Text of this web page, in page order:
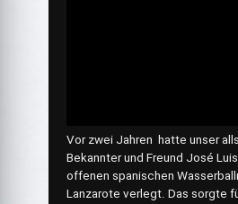
Vor zwei Jahren hatte unser
Bekannter und Freund José
offenen spanischen
Lanzarote verlegt. Das sorgte